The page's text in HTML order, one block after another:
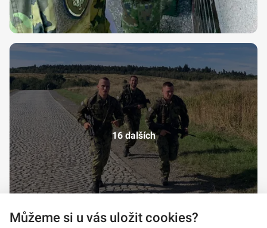
16 dalších
Můžeme si u vás uložit cookies?